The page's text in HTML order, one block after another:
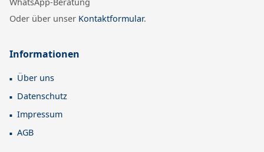
Oder über unser Kontaktformular.
Informationen
Über uns
Datenschutz
Impressum
AGB